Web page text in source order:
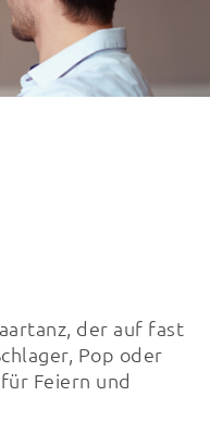
der auf fast
Pop oder
Feiern und